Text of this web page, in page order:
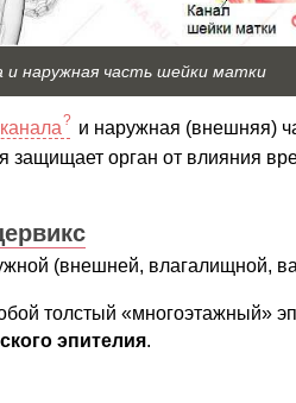
и наружная часть шейки матки
и наружная (внешняя)
защищает орган от влияния
(внешней, влагалищной,
толстый «многоэтажный»
эпителия.